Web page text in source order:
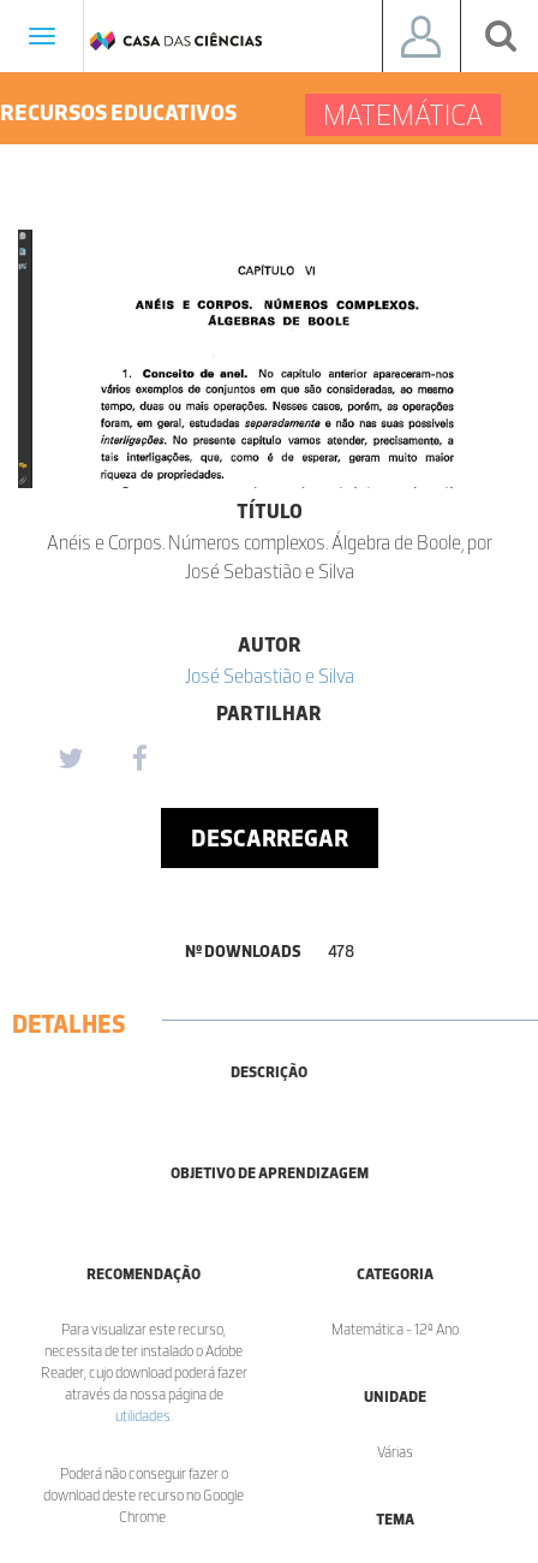
Toggle
RECURSOS EDUCATIVOS MATEMÁTICA
TÍTULO
Anéis e Corpos. Números complexos. Álgebra de Boole, por
José Sebastião e Silva
AUTOR
José Sebastião e Silva
PARTILHAR
DESCARREGAR
Nº DOWNLOADS 478
DETALHES
DESCRIÇÃO
OBJETIVO DE APRENDIZAGEM
RECOMENDAÇÃO
Para visualizar este recurso,
necessita de ter instalado o Adobe
Reader, cujo download poderá fazer
através da nossa página de
utilidades
Poderá não conseguir fazer o
download deste recurso no Google
Chrome.
CATEGORIA
Matemática - 12º Ano
UNIDADE
Várias
TEMA